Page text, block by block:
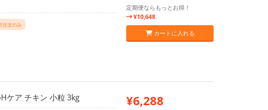
注文のみ
定期便ならもっとお得！
¥10,648
カートに入れる
ケア チキン 小粒 3kg ¥6,288